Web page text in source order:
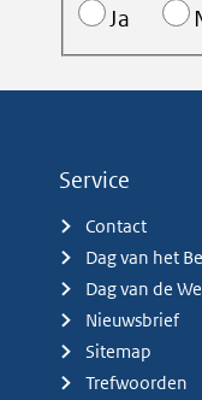
Ja
Service
Contact
Dag van het
Dag van de
Nieuwsbrief
Sitemap
Trefwoorden